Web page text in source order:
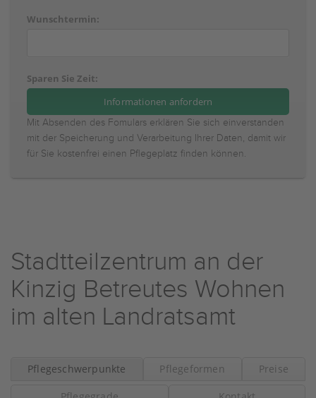
Wunschtermin:
Sparen Sie Zeit:
Mit Absenden des Fomulars erklären Sie sich einverstanden
mit der Speicherung und Verarbeitung Ihrer Daten, damit wir
für Sie kostenfrei einen Pflegeplatz finden können.
Stadtteilzentrum an der
Kinzig Betreutes Wohnen
im alten Landratsamt
Pflegeschwerpunkte Pflegeformen Preise